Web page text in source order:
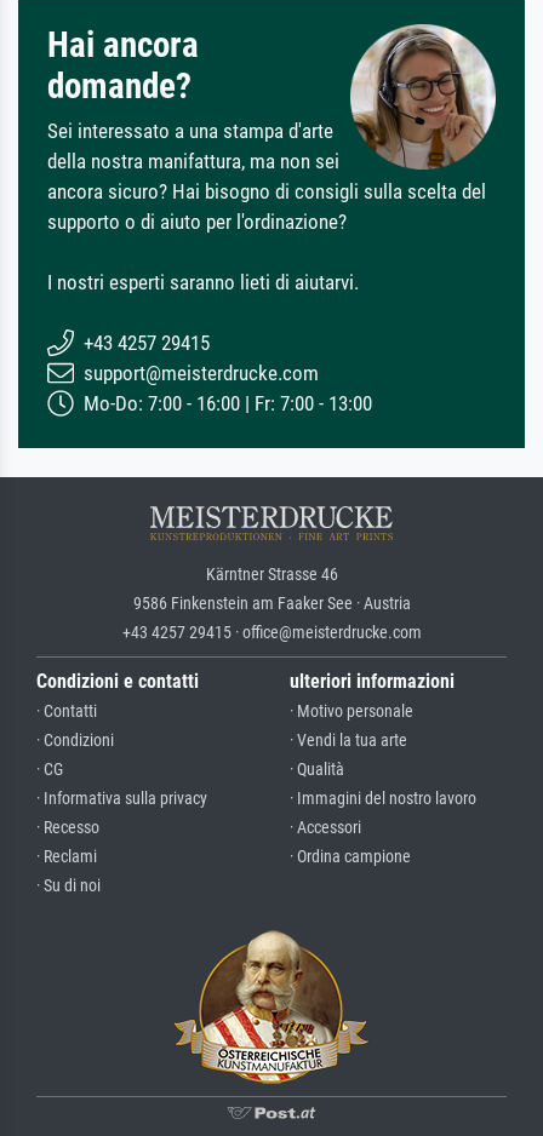
Hai ancora
domande?
Sei interessato a una stampa d'arte
della nostra manifattura, ma non sei
ancora sicuro? Hai bisogno di consigli sulla scelta del
supporto o di aiuto per l'ordinazione?
I nostri esperti saranno lieti di aiutarvi.
+43 4257 29415
support@meisterdrucke.com
Mo-Do: 7:00 - 16:00 | Fr: 7:00 - 13:00
Kärntner Strasse 46
9586 Finkenstein am Faaker See · Austria
+43 4257 29415 · office@meisterdrucke.com
Condizioni e contatti
· Contatti
· Condizioni
· CG
· Informativa sulla privacy
· Recesso
· Reclami
· Su di noi
ulteriori informazioni
· Motivo personale
· Vendi la tua arte
· Qualità
· Immagini del nostro lavoro
· Accessori
· Ordina campione